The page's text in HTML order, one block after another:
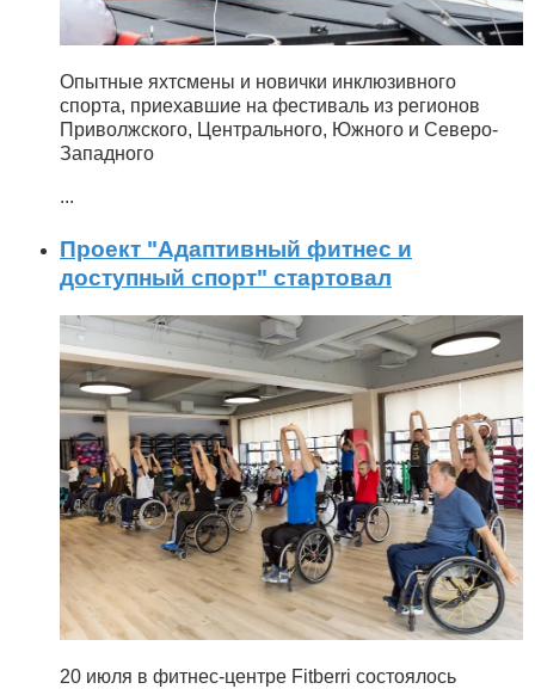
Опытные яхтсмены и новички инклюзивного
спорта, приехавшие на фестиваль из регионов
Приволжского, Центрального, Южного и Северо-
Западного
...
Проект "Адаптивный фитнес и
доступный спорт" стартовал
20 июля в фитнес-центре Fitberri состоялось